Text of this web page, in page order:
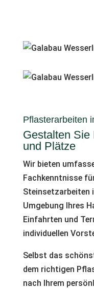
Pflasterarbeiten
Gestalten Sie
und Plätze
Wir bieten
Fachkenntnisse
Steinsetzarbeiten
Umgebung Ihres
Einfahrten und
individuellen
Selbst das
dem richtigen
nach Ihrem